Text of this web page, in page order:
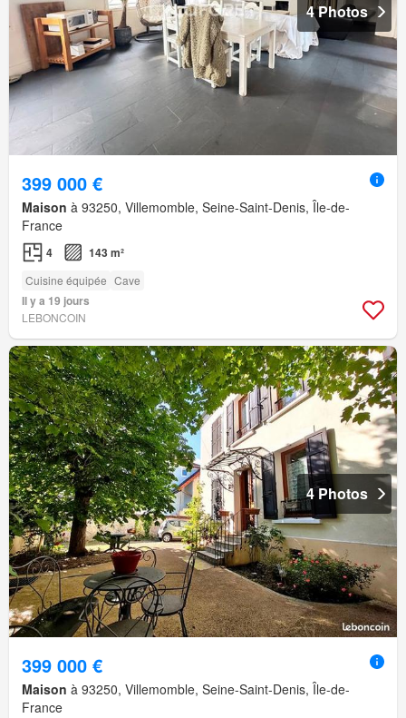
4 Photos
399 000 €
Maison à 93250, Villemomble, Seine-Saint-Denis, Île-de-
France
4 143 m²
Cuisine équipée Cave
Il y a 19 jours
LEBONCOIN
4 Photos
399 000 €
Maison à 93250, Villemomble, Seine-Saint-Denis, Île-de-
France